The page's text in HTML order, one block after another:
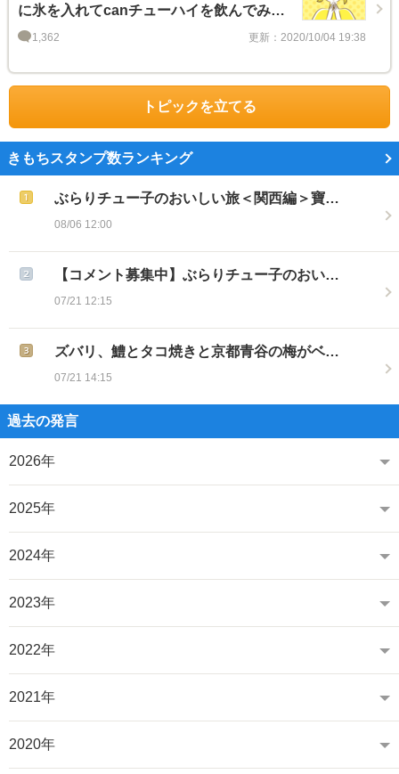
に氷を入れてcanチューハイを飲んでみよ
う！1,362 更新：2020/10/04 19:38
トピックを立てる
きもちスタンプ数ランキング
ぶらりチュー子のおいしい旅＜関西編＞寶…
08/06 12:00
【コメント募集中】ぶらりチュー子のおい…
07/21 12:15
ズバリ、鱧とタコ焼きと京都青谷の梅がベ…
07/21 14:15
過去の発言
2026年
2025年
2024年
2023年
2022年
2021年
2020年